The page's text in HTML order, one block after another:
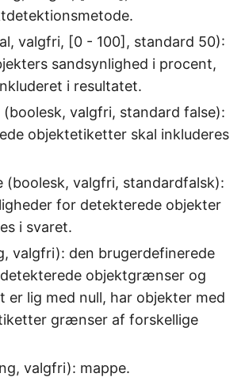
valgfri, [0 - 100], standard 50):
sandsynlighed i procent,
i resultatet.
(boolesk, valgfri, standard false):
objektetiketter skal inkluderes
(boolesk, valgfri, standardfalsk):
for detekterede objekter
i svaret.
valgfri): den brugerdefinerede
objektgrænser og
er lig med null, har objekter med
grænser af forskellige
valgfri): mappe.